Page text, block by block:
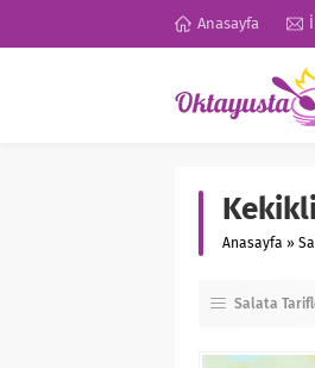
Anasayfa
Anasayfa »
Salata